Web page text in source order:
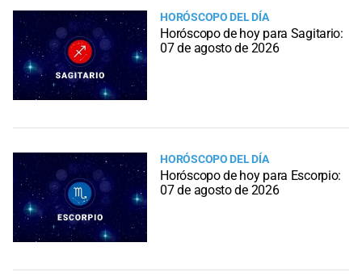
HORÓSCOPO DEL DÍA
Horóscopo de hoy para Sagitario:
07 de agosto de 2026
HORÓSCOPO DEL DÍA
Horóscopo de hoy para Escorpio:
07 de agosto de 2026